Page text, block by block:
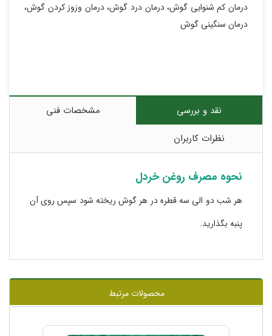
درمان کم شنوایی گوش، درمان درد گوش، درمان وزوز کردن گوش،
درمان سنگینی گوش
نقد و بررسی
مشخصات فنی
نظرات کاربران
نحوه مصرف روغن خردل
هر شب دو الی سه قطره در هر گوش ریخته شود سپس روی آن
پنبه بگذارید.
محصولات مرتبط